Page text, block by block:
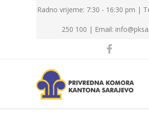
Radno vrijeme: 7:30 - 16:30 pm |
250 100 | Email: